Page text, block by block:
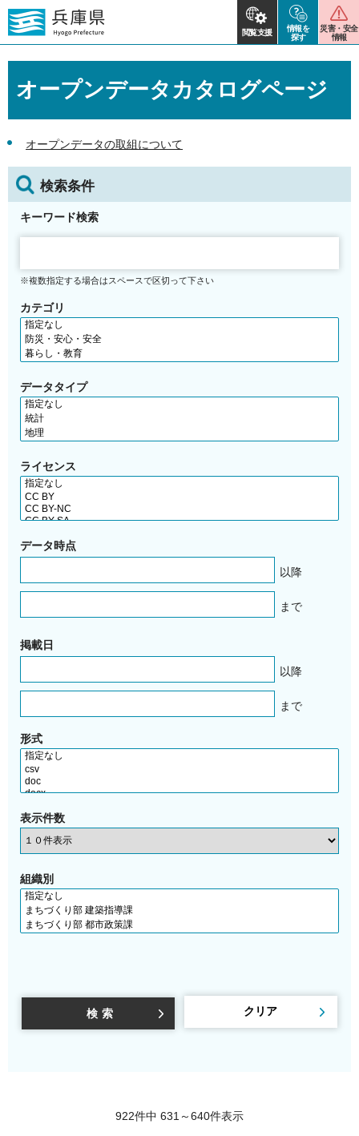
閲覧支援
情報を
探す
災害・安全
情報
オープンデータカタログページ
オープンデータの取組について
検索条件
キーワード検索
※複数指定する場合はスペースで区切って下さい
カテゴリ
データタイプ
ライセンス
データ時点
以降
まで
掲載日
以降
まで
形式
表示件数
組織別
922件中 631～640件表示